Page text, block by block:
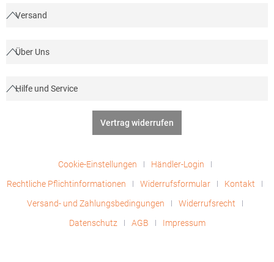
Versand
Über Uns
Hilfe und Service
Vertrag widerrufen
Cookie-Einstellungen
Händler-Login
Rechtliche Pflichtinformationen
Widerrufsformular
Kontakt
Versand- und Zahlungsbedingungen
Widerrufsrecht
Datenschutz
AGB Impressum